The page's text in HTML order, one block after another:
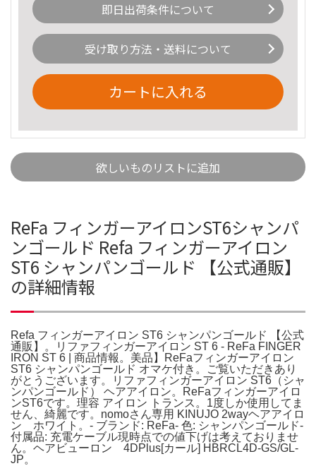
即日出荷条件について
受け取り方法・送料について
カートに入れる
欲しいものリストに追加
ReFa フィンガーアイロンST6シャンパ
ンゴールド Refa フィンガーアイロン
ST6 シャンパンゴールド 【公式通販】
の詳細情報
Refa フィンガーアイロン ST6 シャンパンゴールド 【公式
通販】。リファフィンガーアイロン ST 6 - ReFa FINGER
IRON ST 6 | 商品情報。美品】ReFaフィンガーアイロン
ST6 シャンパンゴールド オマケ付き。ご覧いただきあり
がとうございます。リファフィンガーアイロン ST6（シャ
ンパンゴールド） ヘアアイロン。ReFaフィンガーアイロ
ンST6です。理容 アイロン トランス。1度しか使用してま
せん、綺麗です。nomoさん専用 KINUJO 2wayヘアアイロ
ン ホワイト。- ブランド: ReFa- 色: シャンパンゴールド-
付属品: 充電ケーブル現時点での値下げは考えておりませ
ん。ヘアビューロン 4DPlus[カール] HBRCL4D-GS/GL-
JP。